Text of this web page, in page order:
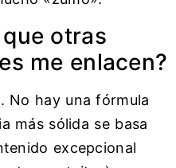
otras
me enlacen?
No hay una fórmula
más sólida se basa
excepcional